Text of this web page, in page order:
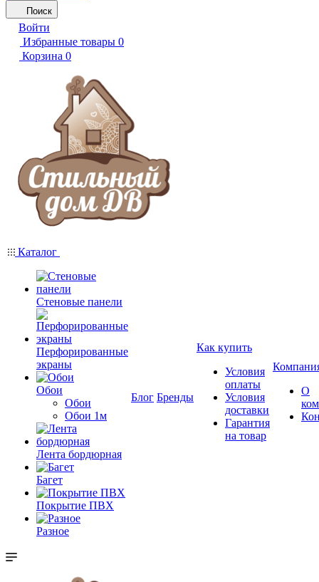
Поиск
Войти
Избранные товары 0
Корзина 0
Каталог
Стеновые панели
Перфорированные
экраны
Обои
Обои
Обои 1м
Лента бордюрная
Багет
Покрытие ПВХ
Разное
Блог Бренды
Как купить
Условия
оплаты
Условия
доставки
Гарантия
на товар
О